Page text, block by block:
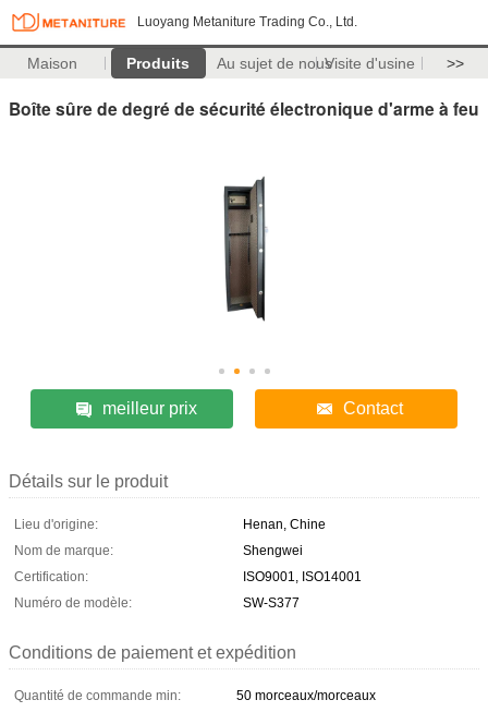
Luoyang Metaniture Trading Co., Ltd.
Maison Produits Au sujet de nousVisite d'usine >>
Boîte sûre de degré de sécurité électronique d'arme à feu
meilleur prix Contact
Détails sur le produit
Lieu d'origine:
Henan, Chine
Nom de marque:
Shengwei
Certification:
ISO9001, ISO14001
Numéro de modèle:
SW-S377
Conditions de paiement et expédition
Quantité de commande min:
50 morceaux/morceaux